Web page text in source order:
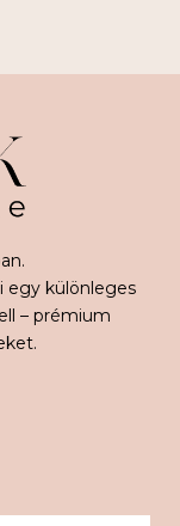
egy különleges
– prémium